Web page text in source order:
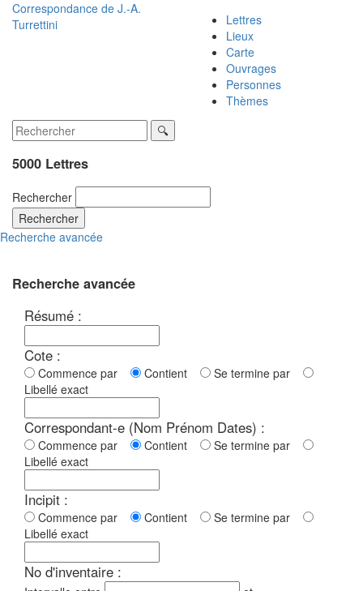
Correspondance de J.-A.
Turrettini
Lettres
Lieux
Carte
Ouvrages
Personnes
Thèmes
5000 Lettres
Rechercher
Rechercher
Recherche avancée
Recherche avancée
Résumé :
Cote :
Commence par Contient
Se termine par
Libellé exact
Correspondant-e (Nom Prénom Dates) :
Commence par Contient
Se termine par
Libellé exact
Incipit :
Commence par Contient
Se termine par
Libellé exact
No d'inventaire :